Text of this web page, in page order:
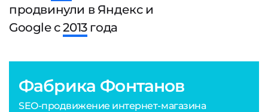
продвинули в Яндекс и
Google с2013года
Фабрика Фонтанов
SEO-продвижение интернет-магазина